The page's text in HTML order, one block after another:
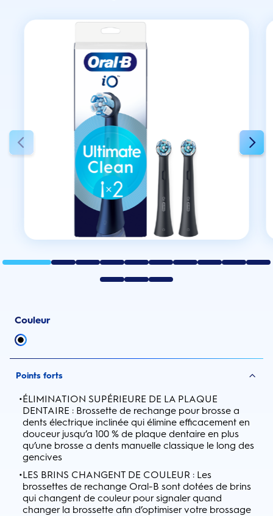
Couleur
Points forts
•ÉLIMINATION SUPÉRIEURE DE LA PLAQUE
DENTAIRE : Brossette de rechange pour brosse a
dents électrique inclinée qui élimine efficacement en
douceur jusqu’a 100 % de plaque dentaire en plus
qu’une brosse a dents manuelle classique le long des
gencives
•LES BRINS CHANGENT DE COULEUR : Les
brossettes de rechange Oral-B sont dotées de brins
qui changent de couleur pour signaler quand
changer la brossette afin d’optimiser votre brossage